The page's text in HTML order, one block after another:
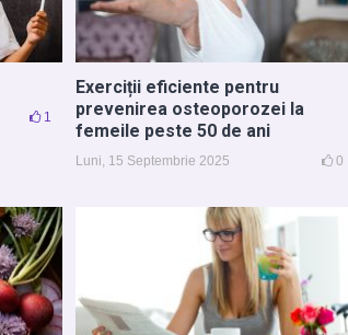
1
Exerciții eficiente pentru
prevenirea osteoporozei la
femeile peste 50 de ani
Luni, 15 Septembrie 2025 0